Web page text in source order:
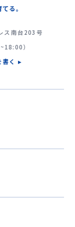
る。
ス南台203号
）
書く ▸